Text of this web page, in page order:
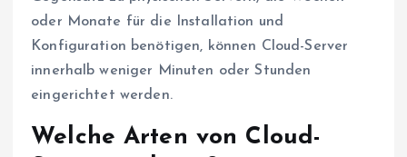
oder Monate für die Installation und
Konfiguration benötigen, können Cloud-Server
innerhalb weniger Minuten oder Stunden
eingerichtet werden.
Welche Arten von Cloud-